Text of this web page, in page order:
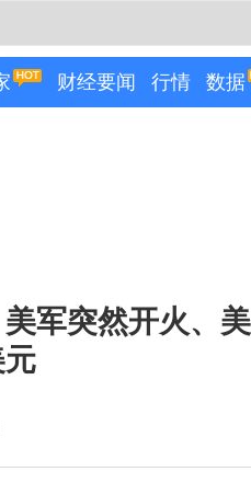
财经要闻 行情 数据
军突然开火、